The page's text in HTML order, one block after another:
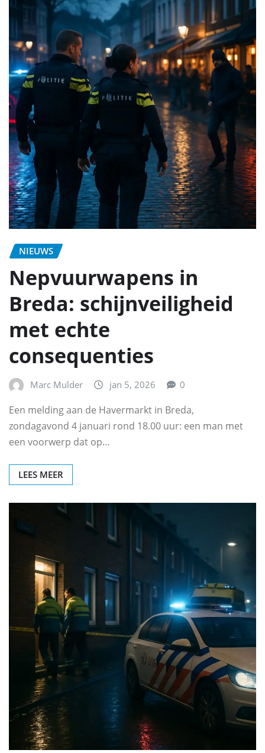
NIEUWS
Nepvuurwapens in
Breda: schijnveiligheid
met echte
consequenties
Marc Mulder jan 5, 2026 0
Een melding aan de Havermarkt in Breda,
zondagavond 4 januari rond 18.00 uur: een man met
een voorwerp dat op…
LEES MEER